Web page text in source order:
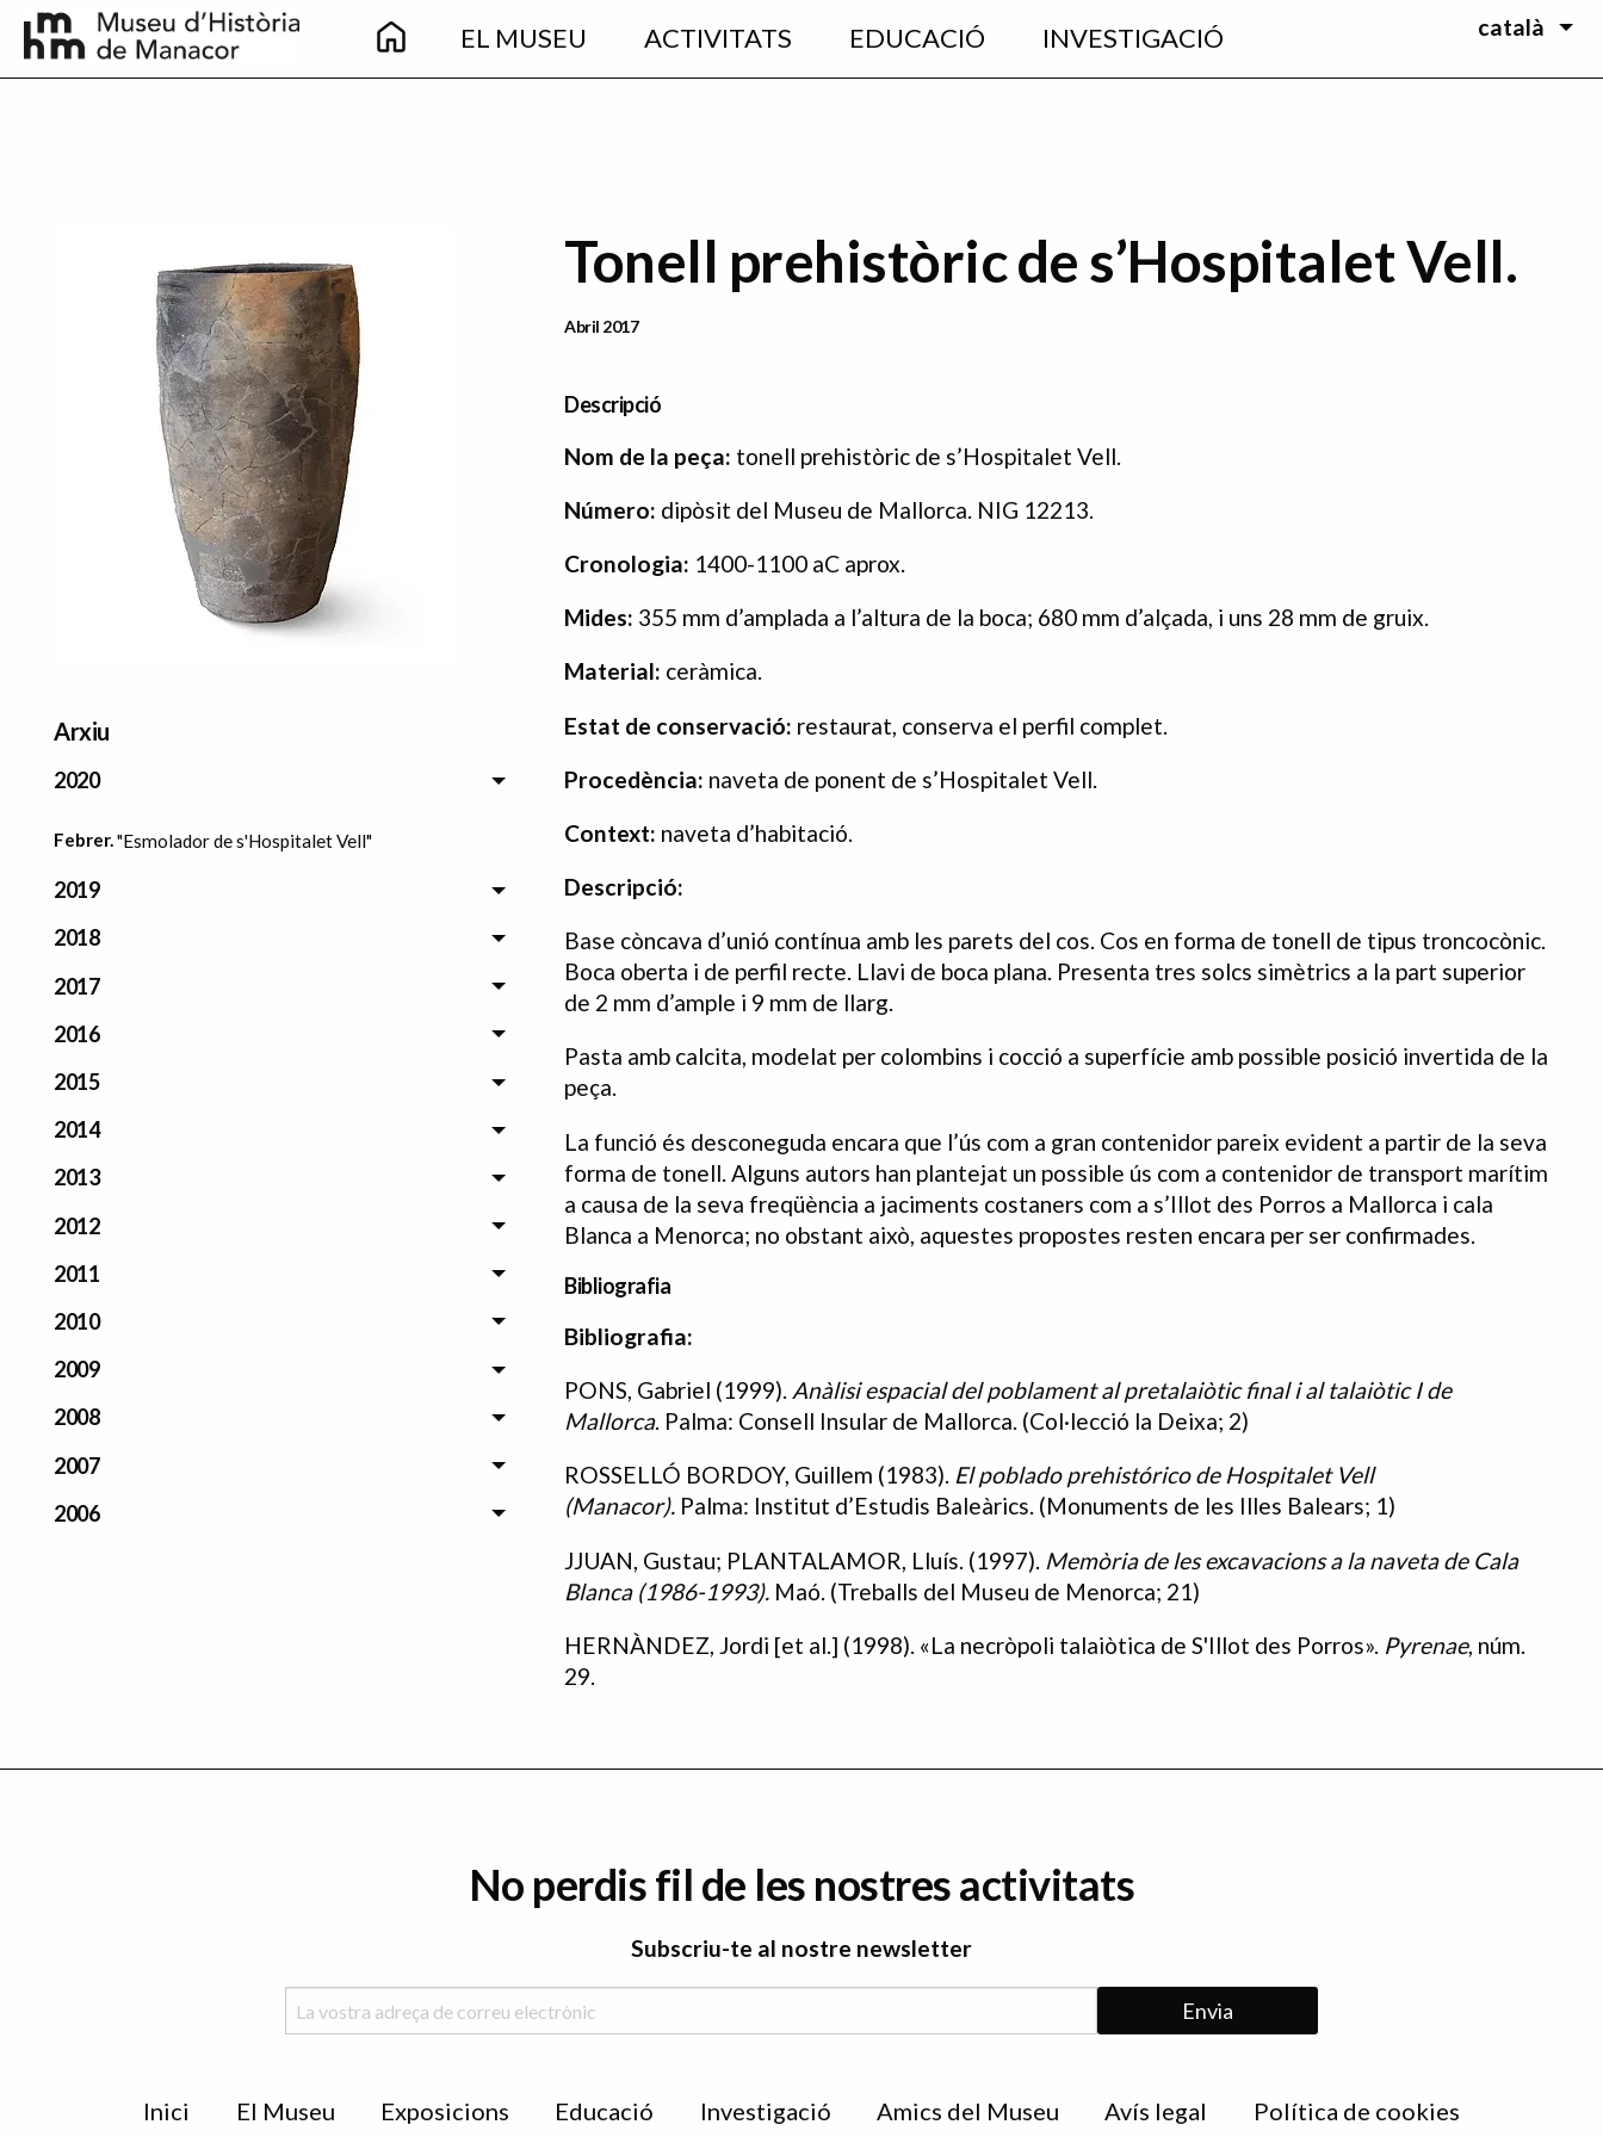
Vés al contingut
Main
navigation
EL MUSEU ACTIVITATS EDUCACIÓ INVESTIGACIÓ català
Arxiu
2020
Febrer."Esmolador de s'Hospitalet Vell"
2019
2018
2017
2016
2015
2014
2013
2012
2011
2010
2009
2008
2007
2006
Tonell prehistòric de s’Hospitalet Vell.
Data Publicació
Abril 2017
Descripció
Nom de la peça: tonell prehistòric de s’Hospitalet Vell.
Número: dipòsit del Museu de Mallorca. NIG 12213.
Cronologia: 1400-1100 aC aprox.
Mides: 355 mm d’amplada a l’altura de la boca; 680 mm d’alçada, i uns 28 mm de gruix.
Material: ceràmica.
Estat de conservació: restaurat, conserva el perfil complet.
Procedència: naveta de ponent de s’Hospitalet Vell.
Context: naveta d’habitació.
Descripció:
Base còncava d’unió contínua amb les parets del cos. Cos en forma de tonell de tipus troncocònic.
Boca oberta i de perfil recte. Llavi de boca plana. Presenta tres solcs simètrics a la part superior
de 2 mm d’ample i 9 mm de llarg.
Pasta amb calcita, modelat per colombins i cocció a superfície amb possible posició invertida de la
peça.
La funció és desconeguda encara que l’ús com a gran contenidor pareix evident a partir de la seva
forma de tonell. Alguns autors han plantejat un possible ús com a contenidor de transport marítim
a causa de la seva freqüència a jaciments costaners com a s’Illot des Porros a Mallorca i cala
Blanca a Menorca; no obstant això, aquestes propostes resten encara per ser confirmades.
Bibliografia
Bibliografia
Bibliografia:
PONS, Gabriel (1999). Anàlisi espacial del poblament al pretalaiòtic final i al talaiòtic I de
Mallorca. Palma: Consell Insular de Mallorca. (Col·lecció la Deixa; 2)
ROSSELLÓ BORDOY, Guillem (1983). El poblado prehistórico de Hospitalet Vell
(Manacor). Palma: Institut d’Estudis Baleàrics. (Monuments de les Illes Balears; 1)
JJUAN, Gustau; PLANTALAMOR, Lluís. (1997). Memòria de les excavacions a la naveta de Cala
Blanca (1986-1993). Maó. (Treballs del Museu de Menorca; 21)
HERNÀNDEZ, Jordi [et al.] (1998). «La necròpoli talaiòtica de S'Illot des Porros». Pyrenae, núm.
29.
No perdis fil de les nostres activitats
Subscriu-te al nostre newsletter
Inici El Museu Exposicions Educació Investigació Amics del Museu Avís legal Política de cookies